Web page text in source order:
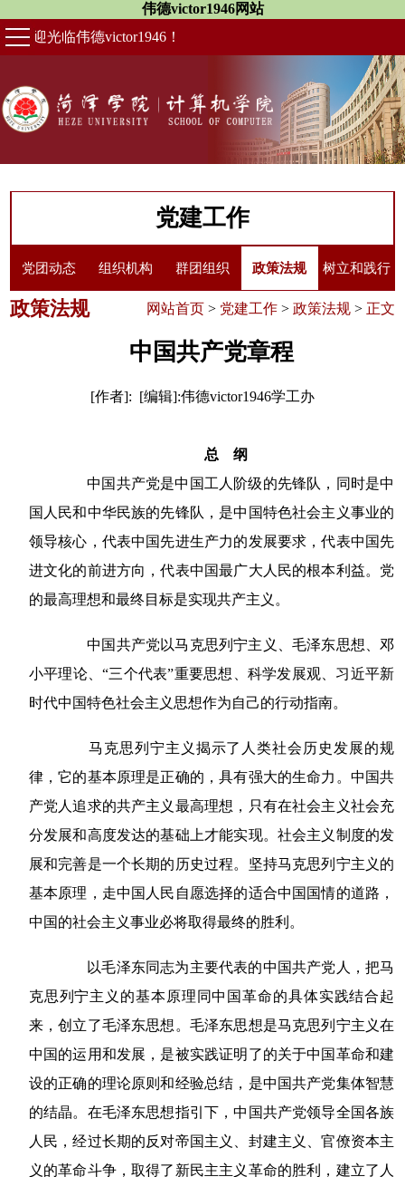
伟德victor1946网站
欢迎光临伟德victor1946！
党建工作
党团动态 组织机构 群团组织 政策法规 树立和践行
正确政绩观
政策法规 网站首页 > 党建工作 > 政策法规 >正文
中国共产党章程
[作者]: [编辑]:伟德victor1946学工办
总 纲
中国共产党是中国工人阶级的先锋队，同时是中
国人民和中华民族的先锋队，是中国特色社会主义事业的
领导核心，代表中国先进生产力的发展要求，代表中国先
进文化的前进方向，代表中国最广大人民的根本利益。党
的最高理想和最终目标是实现共产主义。
中国共产党以马克思列宁主义、毛泽东思想、邓
小平理论、“三个代表”重要思想、科学发展观、习近平新
时代中国特色社会主义思想作为自己的行动指南。
马克思列宁主义揭示了人类社会历史发展的规
律，它的基本原理是正确的，具有强大的生命力。中国共
产党人追求的共产主义最高理想，只有在社会主义社会充
分发展和高度发达的基础上才能实现。社会主义制度的发
展和完善是一个长期的历史过程。坚持马克思列宁主义的
基本原理，走中国人民自愿选择的适合中国国情的道路，
中国的社会主义事业必将取得最终的胜利。
以毛泽东同志为主要代表的中国共产党人，把马
克思列宁主义的基本原理同中国革命的具体实践结合起
来，创立了毛泽东思想。毛泽东思想是马克思列宁主义在
中国的运用和发展，是被实践证明了的关于中国革命和建
设的正确的理论原则和经验总结，是中国共产党集体智慧
的结晶。在毛泽东思想指引下，中国共产党领导全国各族
人民，经过长期的反对帝国主义、封建主义、官僚资本主
义的革命斗争，取得了新民主主义革命的胜利，建立了人